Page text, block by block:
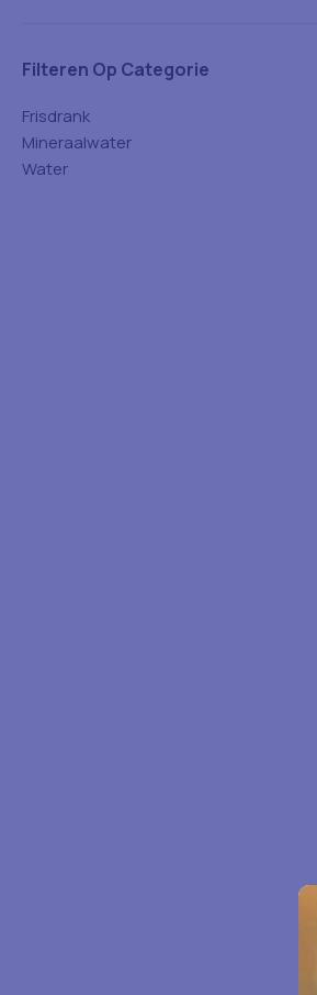
Filteren Op Categorie
Frisdrank
Mineraalwater
Water